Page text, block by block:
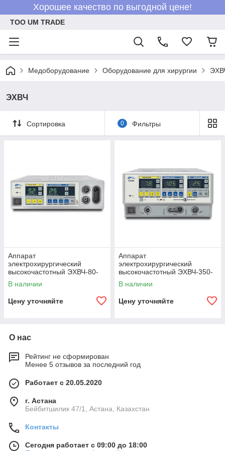
Хорошее качество по выгодной цене!
ТОО UM TRADE
Медоборудование Оборудование для хирургии
ЭХВЧ
Сортировка 0 Фильтры
Аппарат
электрохирургический
высокочастотный ЭХВЧ-80-
03"ФОТЕК"
В наличии
Цену уточняйте
Аппарат
электрохирургический
высокочастотный ЭХВЧ-350-
03-"Фотек"
В наличии
Цену уточняйте
О нас
Рейтинг не сформирован
Менее 5 отзывов за последний год
Работает с 20.05.2020
г. Астана
Бейбитшилик 47/1, Астана, Казахстан
Контакты
Сегодня работает с 09:00 до 18:00